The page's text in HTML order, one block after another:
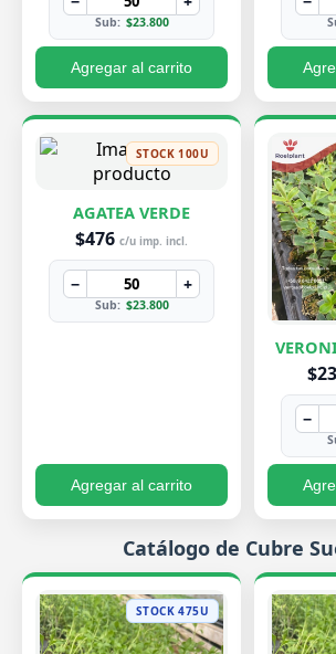
Sub: $23.800
Agregar al carrito
STOCK 100U
AGATEA VERDE
$476 c/u imp. incl.
− +
Sub: $23.800
Agregar al carrito
−
Catálogo de Cubre
STOCK 475U